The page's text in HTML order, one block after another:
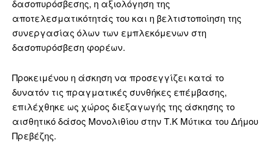
δασοπυρόσβεσης, η αξιολόγηση της
αποτελεσματικότητάς του και η βελτιστοποίηση της
συνεργασίας όλων των εμπλεκόμενων στη
δασοπυρόσβεση φορέων.
Προκειμένου η άσκηση να προσεγγίζει κατά το
δυνατόν τις πραγματικές συνθήκες επέμβασης,
επιλέχθηκε ως χώρος διεξαγωγής της άσκησης τo
αισθητικό δάσος Μονολιθίου στην Τ.Κ Μύτικα του Δήμου
Πρεβέζης.